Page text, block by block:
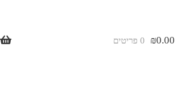
₪0.00 0 פריטים